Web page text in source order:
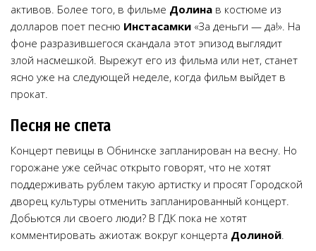
активов. Более того, в фильме Долина в костюме из
долларов поет песню Инстасамки «За деньги — да!». На
фоне разразившегося скандала этот эпизод выглядит
злой насмешкой. Вырежут его из фильма или нет, станет
ясно уже на следующей неделе, когда фильм выйдет в
прокат.
Песня не спета
Концерт певицы в Обнинске запланирован на весну. Но
горожане уже сейчас открыто говорят, что не хотят
поддерживать рублем такую артистку и просят Городской
дворец культуры отменить запланированный концерт.
Добьются ли своего люди? В ГДК пока не хотят
комментировать ажиотаж вокруг концерта Долиной.